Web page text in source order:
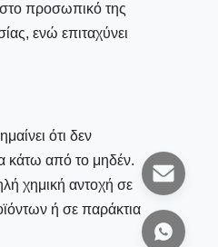
προσωπικό της
ενώ επιταχύνει
ότι δεν
κάτω από το μηδέν.
χημική αντοχή σε
ή σε παράκτια